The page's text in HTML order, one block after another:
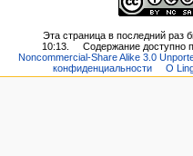
Эта страница в последний раз
10:13.
Содержание доступно
Noncommercial-Share Alike 3.0
конфиденциальности
О